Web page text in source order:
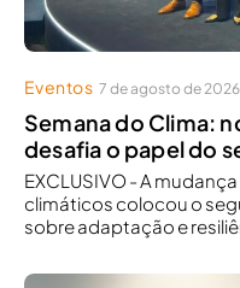
Eventos 7 de agosto de 2026
Semana do Clima:
desafia o papel do
EXCLUSIVO - A
climáticos colocou o
sobre adaptação e